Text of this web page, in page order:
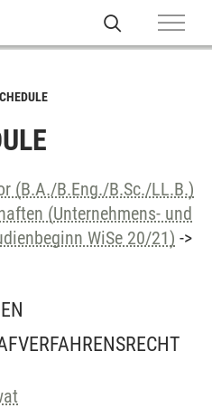
(B.A./B.Eng./B.Sc./LL.B.)
(Unternehmens- und
WiSe 20/21) ->